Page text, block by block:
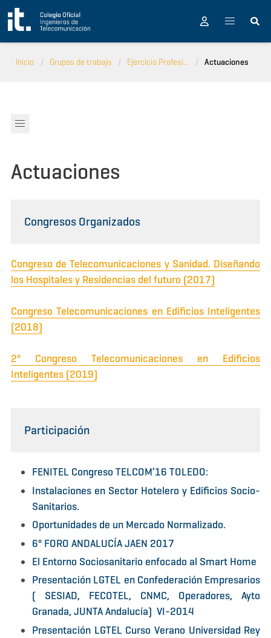
Pasar al contenido principal
Inicio Grupos de trabajo Ejercicio Profesi... Actuaciones
Actuaciones
Congresos Organizados
Congreso de Telecomunicaciones y Sanidad. Diseñando
los Hospitales y Residencias del futuro (2017)
Congreso Telecomunicaciones en Edificios Inteligentes
(2018)
2º Congreso Telecomunicaciones en Edificios
Inteligentes (2019)
Participación
FENITEL Congreso TELCOM’16 TOLEDO:
Instalaciones en Sector Hotelero y Edificios Socio-
Sanitarios.
Oportunidades de un Mercado Normalizado.
6º FORO ANDALUCÍA JAEN 2017
El Entorno Sociosanitario enfocado al Smart Home
Presentación LGTEL en Confederación Empresarios
( SESIAD, FECOTEL, CNMC, Operadores, Ayto
Granada, JUNTA Andalucía) VI-2014
Presentación LGTEL Curso Verano Universidad Rey